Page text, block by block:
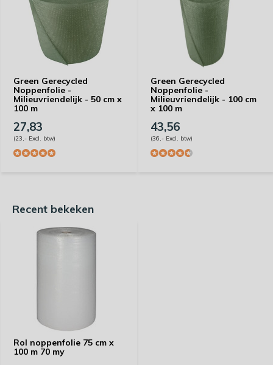
Green Gerecycled
Noppenfolie -
Milieuvriendelijk - 50 cm x
100 m
27,83
(23,- Excl. btw)
Green Gerecycled
Noppenfolie -
Milieuvriendelijk - 100 cm
x 100 m
43,56
(36,- Excl. btw)
Recent bekeken
Rol noppenfolie 75 cm x
100 m 70 my